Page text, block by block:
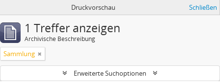
Druckvorschau Schließen
1 Treffer anzeigen
Archivische Beschreibung
Sammlung
Erweiterte Suchoptionen